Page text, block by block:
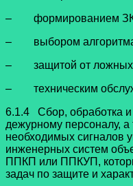
– формированием
– выбором алгоритма
– защитой от ложных
– техническим
6.1.4 Сбор, обработка
дежурному персоналу,
необходимых сигналов
инженерных систем
ППКП или ППКУП,
задач по защите и